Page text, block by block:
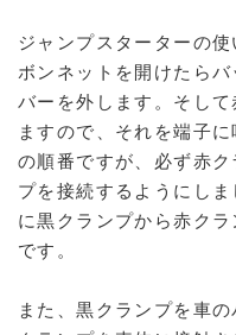
ジャンプスターターの
ボンネットを開けたら
バーを外します。そし
ますので、それを端子
の順番ですが、必ず赤
プを接続するようにし
に黒クランプから赤ク
です。
また、黒クランプを車
車のバッテリー充電
車のバッテリー交換
期・値段
車のバッテリーの寿
は？
バイクのバッテリ